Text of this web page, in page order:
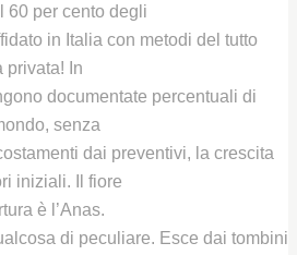
60 per cento degli
in Italia con metodi del tutto
privata! In
documentate percentuali di
senza
dai preventivi, la crescita
iniziali. Il fiore
è l’Anas.
di peculiare. Esce dai tombini